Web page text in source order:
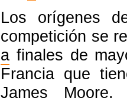
Los orígenes
competición se
a finales de
Francia que
James